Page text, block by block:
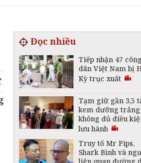
Đọc nhiều
Tiếp nhận 47 công
dân Việt Nam bị
Kỳ trục xuất
Tạm giữ gần 3,5
kem dưỡng trắng
không đủ điều
lưu hành
Truy tố Mr Pips,
Shark Bình và
liên quan đường